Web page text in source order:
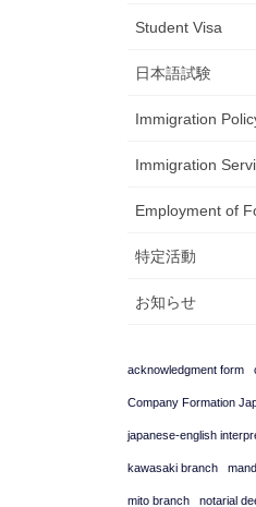
Student Visa
日本語試験
Immigration
Immigration
Employment of
特定活動
お知らせ
acknowledgment form
Company Formation
japanese-english
kawasaki branch
mito branch notarial